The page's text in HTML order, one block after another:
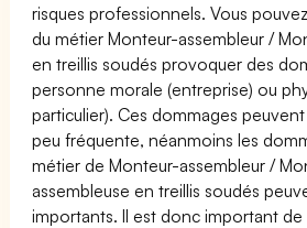
risques professionnels. Vous
du métier Monteur-assembleur /
en treillis soudés provoquer des
personne morale (entreprise) ou
particulier). Ces dommages
peu fréquente, néanmoins les
métier de Monteur-assembleur /
assembleuse en treillis soudés
importants. Il est donc important de